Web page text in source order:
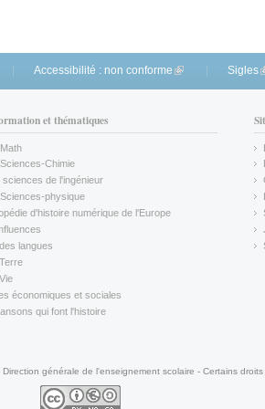
Accessibilité : non conforme (link is external)
Sigles
et thématiques
external)Chimie
external)
sciences de l'ingénieur
physique
external)d'histoire numérique de l'Europe
external)
langues
external)
économiques et sociales
external)qui font l'histoire
external)
générale de l'enseignement scolaire - Certains droits